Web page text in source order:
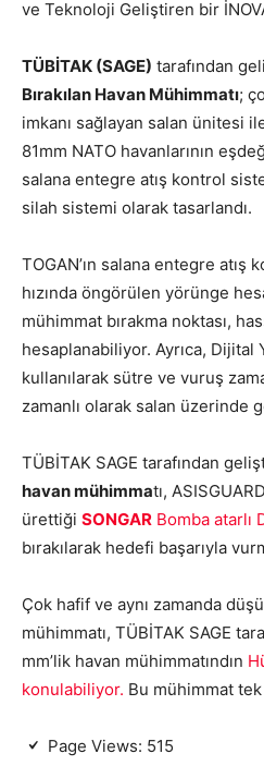
ve Teknoloji Geliştiren bir
TÜBİTAK (SAGE) tarafından
Bırakılan Havan Mühimmatı;
imkanı sağlayan salan ünitesi
81mm NATO havanlarının
salana entegre atış kontrol
silah sistemi olarak tasarlandı.
TOGAN’ın salana entegre atış
hızında öngörülen yörünge
mühimmat bırakma noktası,
hesaplanabiliyor. Ayrıca, Dijital
kullanılarak sütre ve vuruş
zamanlı olarak salan üzerinde
TÜBİTAK SAGE tarafından
havan mühimmatı,
ürettiği SONGAR Bomba atarlı
bırakılarak hedefi başarıyla
Çok hafif ve aynı zamanda
mühimmatı, TÜBİTAK SAGE
mm’lik havan mühimmatındın
konulabiliyor. Bu mühimmat tek
Page Views: 515